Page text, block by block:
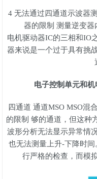
4 无法通过四通道示波器
器的限制 测量逆变器
电机驱动器IC的三相和IO
器来说是一个过于具有挑
电子控制单元和
四通道 通道MSO MSO混
的限制 够的通道，但这种
波形分析无法显示异常情
也无法测量上升-下降时
行严格的检查，而模